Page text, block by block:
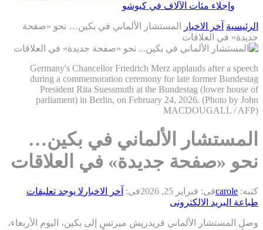
وإجلاء مئات الآلاف في كيوشو
الرئيسية آخر الاخبار
المستشار الألماني في بكين… نحو «صفحة
جديدة» في العلاقات
Germany's Chancellor Friedrich Merz applauds after a speech
during a commemoration ceremony for late former Bundestag
President Rita Suessmuth at the Bundestag (lower house of
parliament) in Berlin, on February 24, 2026. (Photo by John
MACDOUGALL / AFP)
المستشار الألماني في بكين…
نحو «صفحة جديدة» في العلاقات
كتبه: caroleفى: فبراير 25, 2026 فى: آخر الاخبار لا يوجد تعليقات
طباعة البريد الالكترونى
وصل المستشار الألماني فريدريش ميرتس إلى بكين، اليوم الأربعاء،